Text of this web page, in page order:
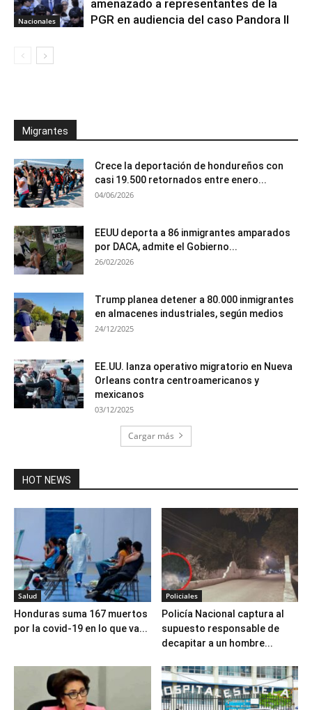
Nacionales
amenazado a representantes de la
PGR en audiencia del caso Pandora II
Migrantes
Crece la deportación de hondureños con
casi 19.500 retornados entre enero...
04/06/2026
EEUU deporta a 86 inmigrantes amparados
por DACA, admite el Gobierno...
26/02/2026
Trump planea detener a 80.000 inmigrantes
en almacenes industriales, según medios
24/12/2025
EE.UU. lanza operativo migratorio en Nueva
Orleans contra centroamericanos y
mexicanos
03/12/2025
Cargar más
HOT NEWS
Salud
Honduras suma 167 muertos
por la covid-19 en lo que va...
Policiales
Policía Nacional captura al
supuesto responsable de
decapitar a un hombre...